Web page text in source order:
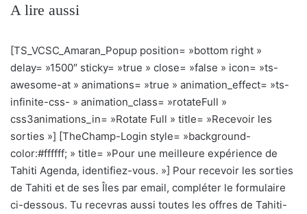
A lire aussi
[TS_VCSC_Amaran_Popup position= »bottom right »
delay= »1500″ sticky= »true » close= »false » icon= »ts-
awesome-at » animations= »true » animation_effect= »ts-
infinite-css- » animation_class= »rotateFull »
css3animations_in= »Rotate Full » title= »Recevoir les
sorties »] [TheChamp-Login style= »background-
color:#ffffff; » title= »Pour une meilleure expérience de
Tahiti Agenda, identifiez-vous. »] Pour recevoir les sorties
de Tahiti et de ses Îles par email, compléter le formulaire
ci-dessous. Tu recevras aussi toutes les offres de Tahiti-